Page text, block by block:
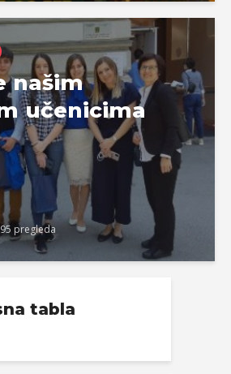
našim
učenicima
pregleda
tabla